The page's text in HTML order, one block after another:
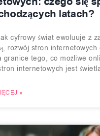
latach?
cyfrowy świat ewoluuje z
rozwój stron internetowych
granice tego, co możliwe
internetowych jest
»